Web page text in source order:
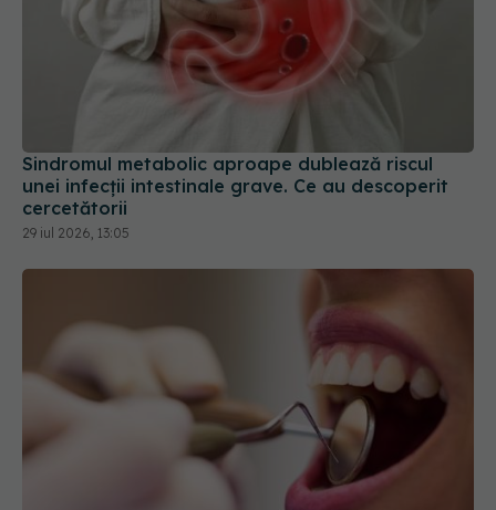
Sindromul metabolic aproape dublează riscul
unei infecții intestinale grave. Ce au descoperit
Ce se întâmplă când oamenii nu își mai permit să
ajungă la dentist